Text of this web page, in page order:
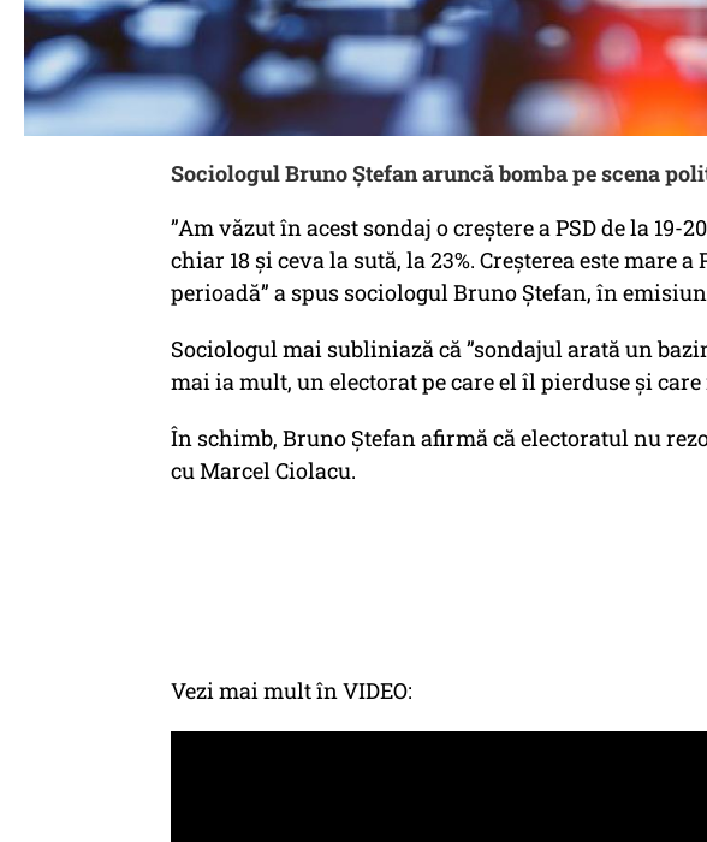
Sociologul Bruno Ștefan aruncă bomba pe scena
”Am văzut în acest sondaj o creștere a PSD de la 19-
chiar 18 și ceva la sută, la 23%. Creșterea este mare a
perioadă” a spus sociologul Bruno Ștefan, în
Sociologul mai subliniază că ”sondajul arată un
mai ia mult, un electorat pe care el îl pierduse și care
În schimb, Bruno Ștefan afirmă că electoratul nu
cu Marcel Ciolacu.
Vezi mai mult în VIDEO: